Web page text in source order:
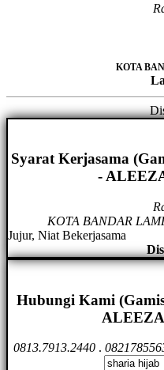
KOTA
Syarat Kerjasama
-
KOTA BANDAR
Jujur, Niat Bekerjasama
Hubungi Kami
0813.7913.2440 .